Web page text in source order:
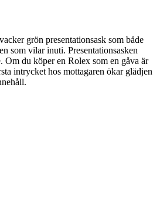
grön presentationsask som både
som vilar inuti. Presentationsasken
Om du köper en Rolex som en gåva är
intrycket hos mottagaren ökar glädjen